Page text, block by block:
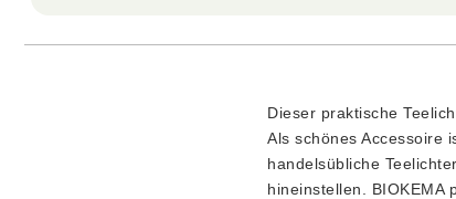
Dieser praktische
Als schönes Accessoire
handelsübliche
hineinstellen. BIOKEMA